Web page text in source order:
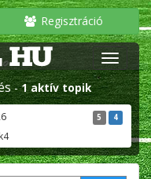
Regisztráció
-1 aktív topik
5 4